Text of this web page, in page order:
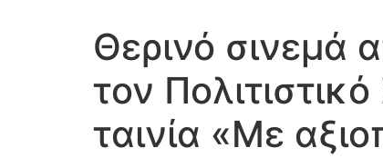
Θερινό σινεμά
τον
ταινία «Με